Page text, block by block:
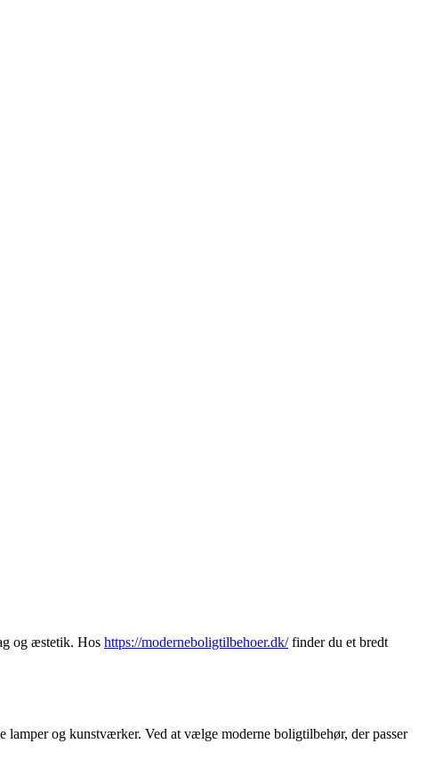
og æstetik. Hos https://moderneboligtilbehoer.dk/finder du et bredt
og kunstværker. Ved at vælge moderne boligtilbehør, der passer